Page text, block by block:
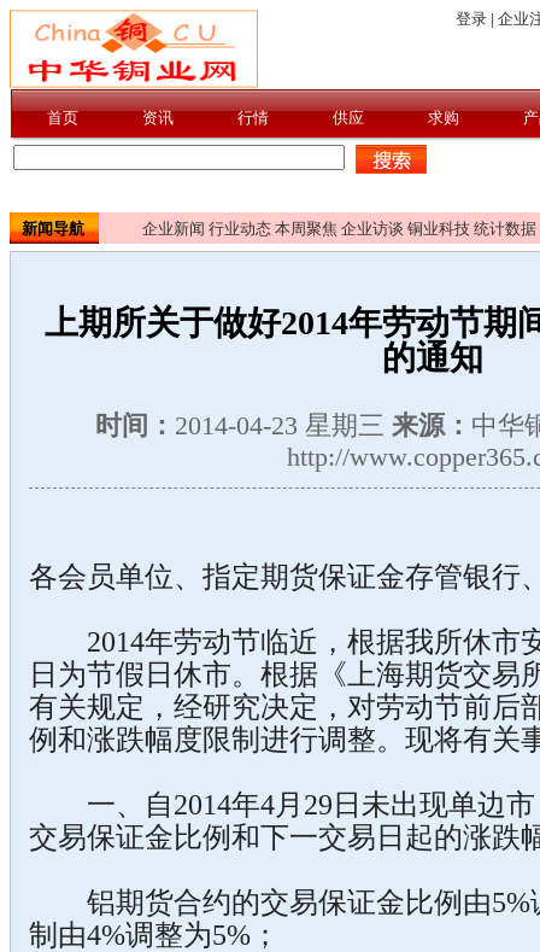
新闻导航 企业新闻 行业动态 本周聚焦 企业访谈 铜业科技 统计数据
上期所关于做好2014年劳动节期
的通知
时间： 2014-04-23 星期三 来源： 中华
http://
各会员单位、指定期货保证金存管银行
2014年劳动节临近，根据我所休市
日为节假日休市。根据《上海期货交易
有关规定，经研究决定，对劳动节前后
例和涨跌幅度限制进行调整。现将有关
一、自2014年4月29日未出现单边市
交易保证金比例和下一交易日起的涨跌
铝期货合约的交易保证金比例由5%
制由4%调整为5%；